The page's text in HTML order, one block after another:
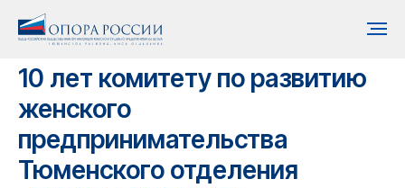
10 лет комитету по развитию
женского
предпринимательства
Тюменского отделения